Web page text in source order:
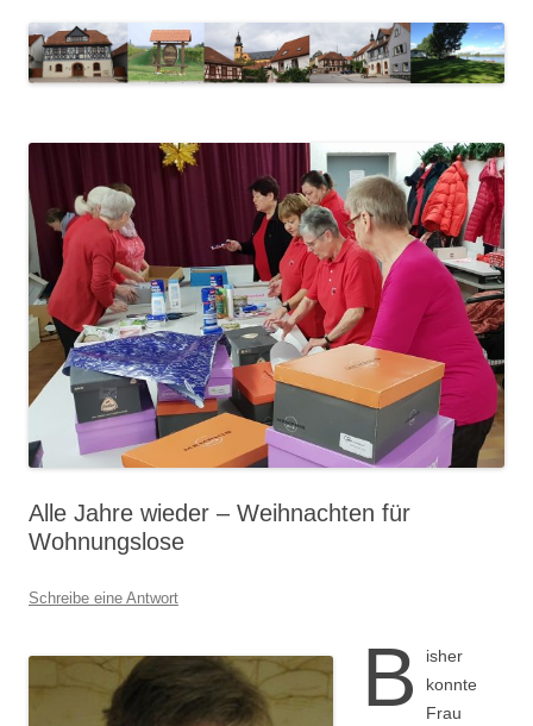
Alle Jahre wieder – Weihnachten für
Wohnungslose
Schreibe eine Antwort
B
isher
konnte
Frau